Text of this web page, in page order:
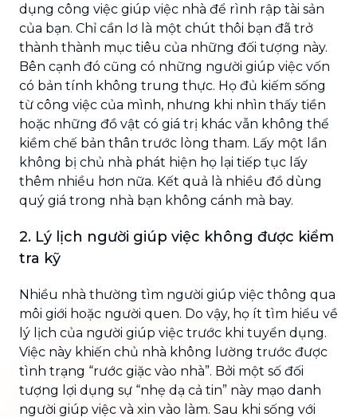
dụng công việc giúp việc nhà để rình rập tài sản
của bạn. Chỉ cần lơ là một chút thôi bạn đã trở
thành thành mục tiêu của những đối tượng này.
Bên cạnh đó cũng có những người giúp việc vốn
có bản tính không trung thực. Họ đủ kiếm sống
từ công việc của mình, nhưng khi nhìn thấy tiền
hoặc những đồ vật có giá trị khác vẫn không thể
kiềm chế bản thân trước lòng tham. Lấy một lần
không bị chủ nhà phát hiện họ lại tiếp tục lấy
thêm nhiều hơn nữa. Kết quả là nhiều đồ dùng
quý giá trong nhà bạn không cánh mà bay.
2. Lý lịch người giúp việc không được kiểm
tra kỹ
Nhiều nhà thường tìm người giúp việc thông qua
môi giới hoặc người quen. Do vậy, họ ít tìm hiểu về
lý lịch của người giúp việc trước khi tuyển dụng.
Việc này khiến chủ nhà không lường trước được
tình trạng “rước giặc vào nhà”. Bởi một số đối
tượng lợi dụng sự “nhẹ dạ cả tin” này mạo danh
người giúp việc và xin vào làm. Sau khi sống với